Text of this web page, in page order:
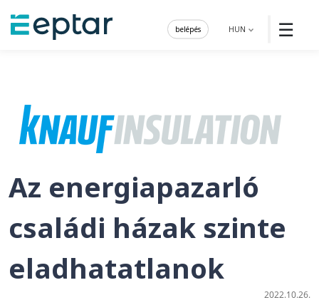
☰
HUN
belépés
Az energiapazarló
családi házak szinte
eladhatatlanok
2022.10.26.